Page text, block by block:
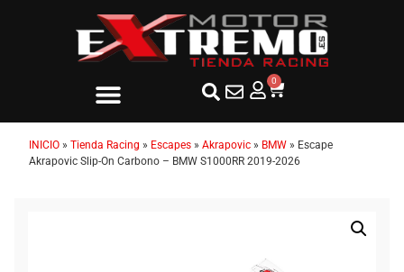
0
INICIO » Tienda Racing » Escapes » Akrapovic » BMW » Escape
Akrapovic Slip-On Carbono – BMW S1000RR 2019-2026